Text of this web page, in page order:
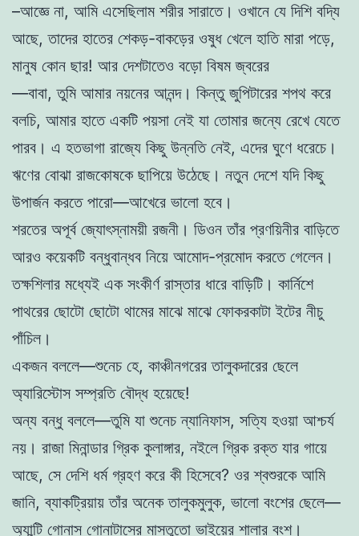
–আজ্ঞে না, আমি এসেছিলাম শরীর সারাতে। ওখানে যে দিশি বদ্যি
আছে, তাদের হাতের শেকড়-বাকড়ের ওষুধ খেলে হাতি মারা পড়ে,
মানুষ কোন ছার! আর দেশটাতেও বড়ো বিষম জ্বরের
—বাবা, তুমি আমার নয়নের আনন্দ। কিন্তু জুপিটারের শপথ করে
বলচি, আমার হাতে একটি পয়সা নেই যা তোমার জন্যে রেখে যেতে
পারব। এ হতভাগা রাজ্যে কিছু উন্নতি নেই, এদের ঘুণে ধরেচে।
ঋণের বোঝা রাজকোষকে ছাপিয়ে উঠেছে। নতুন দেশে যদি কিছু
উপার্জন করতে পারো—আখেরে ভালো হবে।
শরতের অপূর্ব জ্যোৎস্নাময়ী রজনী। ডিওন তাঁর প্রণয়িনীর বাড়িতে
আরও কয়েকটি বন্ধুবান্ধব নিয়ে আমোদ-প্রমোদ করতে গেলেন।
তক্ষশিলার মধ্যেই এক সংকীর্ণ রাস্তার ধারে বাড়িটি। কার্নিশে
পাথরের ছোটো ছোটো থামের মাঝে মাঝে ফোকরকাটা ইটের নীচু
পাঁচিল।
একজন বললে—শুনেচ হে, কাঞ্চীনগরের তালুকদারের ছেলে
অ্যারিস্টোস সম্প্রতি বৌদ্ধ হয়েছে!
অন্য বন্ধু বললে—তুমি যা শুনেচ ন্যানিফাস, সত্যি হওয়া আশ্চর্য
নয়। রাজা মিনান্ডার গ্রিক কুলাঙ্গার, নইলে গ্রিক রক্ত যার গায়ে
আছে, সে দেশি ধর্ম গ্রহণ করে কী হিসেবে? ওর শ্বশুরকে আমি
জানি, ব্যাকট্রিয়ায় তাঁর অনেক তালুকমুলুক, ভালো বংশের ছেলে—
অ্যান্টি গোনাস গোনাটাসের মাসতুতো ভাইয়ের শালার বংশ।